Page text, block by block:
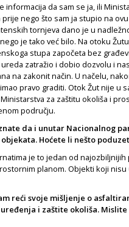
informacija da sam se ja, ili
nego što sam ja stupio na
tornjeva dano je u
je tako već bilo. Na otoku
stupa započeta bez
zatražio i dobio dozvolu i
na zakonit način. U načelu,
pravo graditi. Otok Žut nije u
za zaštitu okoliša i
području.
da i unutar Nacionalnog
Hoćete li nešto
je to jedan od
planom. Objekti koji
reći svoje mišljenje o
i zaštite okoliša.